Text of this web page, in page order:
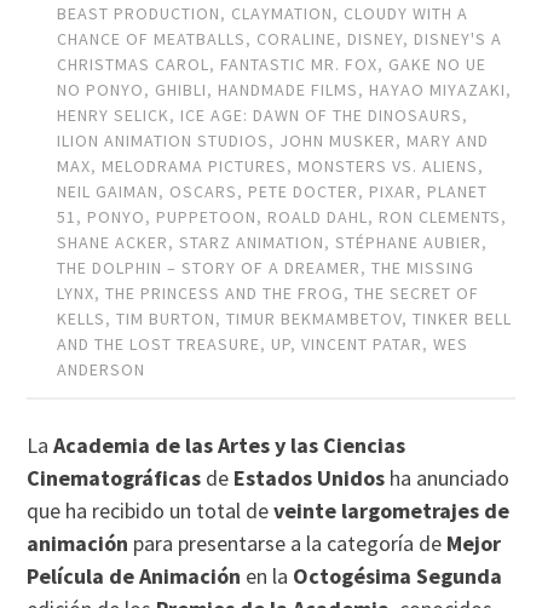
BEAST PRODUCTION, CLAYMATION, CLOUDY WITH A
CHANCE OF MEATBALLS, CORALINE, DISNEY, DISNEY'S A
CHRISTMAS CAROL, FANTASTIC MR. FOX, GAKE NO UE
NO PONYO, GHIBLI, HANDMADE FILMS, HAYAO MIYAZAKI,
HENRY SELICK, ICE AGE: DAWN OF THE DINOSAURS,
ILION ANIMATION STUDIOS, JOHN MUSKER, MARY AND
MAX, MELODRAMA PICTURES, MONSTERS VS. ALIENS,
NEIL GAIMAN, OSCARS, PETE DOCTER, PIXAR, PLANET
51, PONYO, PUPPETOON, ROALD DAHL, RON CLEMENTS,
SHANE ACKER,STARZ ANIMATION,STÉPHANE AUBIER,
THE DOLPHIN – STORY OF A DREAMER,THE MISSING
LYNX,THE PRINCESS AND THE FROG,THE SECRET OF
KELLS,TIM BURTON,TIMUR BEKMAMBETOV,TINKER BELL
AND THE LOST TREASURE, UP,VINCENT PATAR,WES
ANDERSON
LaAcademia de las Artes y las Ciencias
Cinematográficas de Estados Unidos ha anunciado
que ha recibido un total deveinte largometrajes de
animación para presentarse a la categoría de Mejor
Película de Animación en la Octogésima Segunda